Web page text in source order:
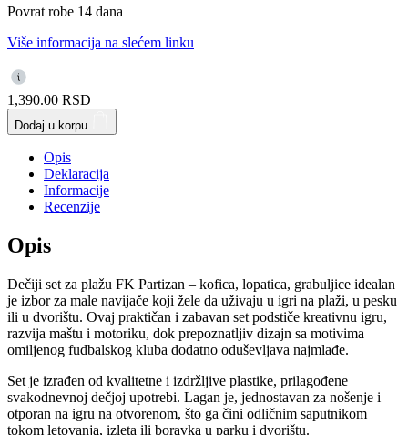
Povrat robe 14 dana
Više informacija na slećem linku
1,390.00 RSD
Dodaj u korpu
Opis
Deklaracija
Informacije
Recenzije
Opis
Dečiji set za plažu FK Partizan – kofica, lopatica, grabuljice idealan
je izbor za male navijače koji žele da uživaju u igri na plaži, u pesku
ili u dvorištu. Ovaj praktičan i zabavan set podstiče kreativnu igru,
razvija maštu i motoriku, dok prepoznatljiv dizajn sa motivima
omiljenog fudbalskog kluba dodatno oduševljava najmlađe.
Set je izrađen od kvalitetne i izdržljive plastike, prilagođene
svakodnevnoj dečjoj upotrebi. Lagan je, jednostavan za nošenje i
otporan na igru na otvorenom, što ga čini odličnim saputnikom
tokom letovanja, izleta ili boravka u parku i dvorištu.